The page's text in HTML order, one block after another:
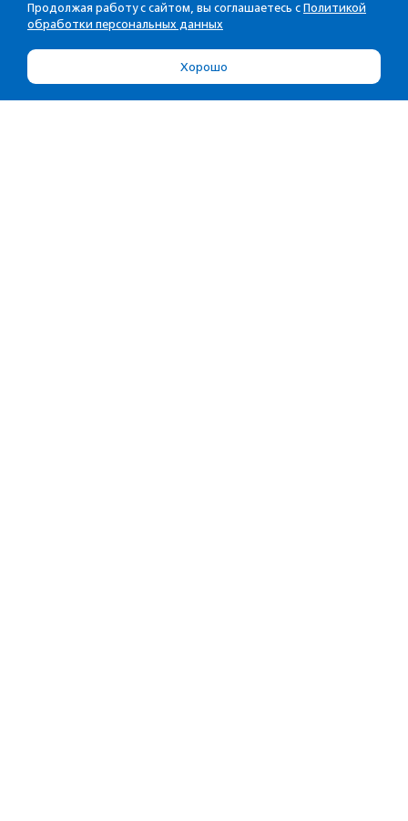
Продолжая работу с сайтом, вы соглашаетесь с Политикой
обработки персональных данных
Хорошо